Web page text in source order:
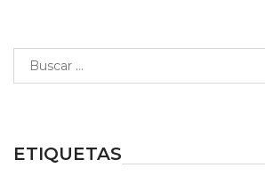
ETIQUETAS